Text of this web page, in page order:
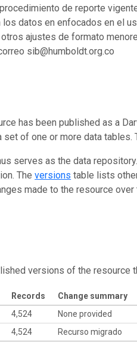
de reporte
datos en enfocados en el
ajustes de formato
sib@humboldt.org.co
has been published as a
of one or more data tables.
serves as the data
Theversions table lists
made to the resource over
versions of the resource
Records Change summary
4,524 None provided
4,524 Recurso migrado